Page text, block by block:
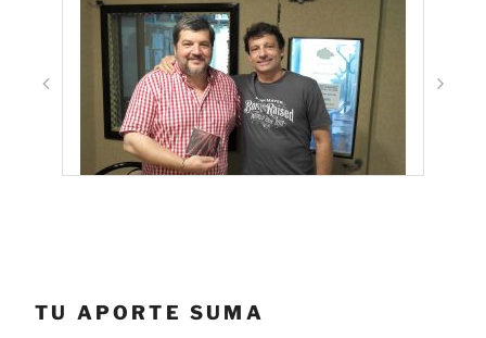
TU APORTE SUMA